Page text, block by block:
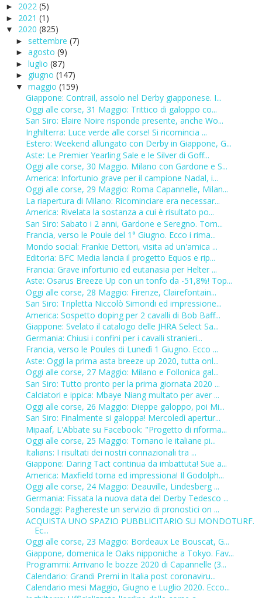
► 2022 (5)
► 2021 (1)
▼ 2020 (825)
► settembre (7)
► agosto (9)
► luglio (87)
► giugno (147)
▼ maggio (159)
Giappone: Contrail, assolo nel Derby giapponese. I...
Oggi alle corse, 31 Maggio: Trittico di galoppo co...
San Siro: Elaire Noire risponde presente, anche Wo...
Inghilterra: Luce verde alle corse! Si ricomincia ...
Estero: Weekend allungato con Derby in Giappone, G...
Aste: Le Premier Yearling Sale e le Silver di Goff...
Oggi alle corse, 30 Maggio. Milano con Gardone e S...
America: Infortunio grave per il campione Nadal, i...
Oggi alle corse, 29 Maggio: Roma Capannelle, Milan...
La riapertura di Milano: Ricominciare era necessar...
America: Rivelata la sostanza a cui è risultato po...
San Siro: Sabato i 2 anni, Gardone e Seregno. Torn...
Francia, verso le Poule del 1° Giugno. Ecco i rima...
Mondo social: Frankie Dettori, visita ad un'amica ...
Editoria: BFC Media lancia il progetto Equos e rip...
Francia: Grave infortunio ed eutanasia per Helter ...
Aste: Osarus Breeze Up con un tonfo da -51,8%! Top...
Oggi alle corse, 28 Maggio: Firenze, Clairefontain...
San Siro: Tripletta Niccolò Simondi ed impressione...
America: Sospetto doping per 2 cavalli di Bob Baff...
Giappone: Svelato il catalogo delle JHRA Select Sa...
Germania: Chiusi i confini per i cavalli stranieri...
Francia, verso le Poules di Lunedì 1 Giugno. Ecco ...
Aste: Oggi la prima asta breeze up 2020, tutta onl...
Oggi alle corse, 27 Maggio: Milano e Follonica gal...
San Siro: Tutto pronto per la prima giornata 2020 ...
Calciatori e ippica: Mbaye Niang multato per aver ...
Oggi alle corse, 26 Maggio: Dieppe galoppo, poi Mi...
San Siro: Finalmente si galoppa! Mercoledì apertur...
Mipaaf, L'Abbate su Facebook: "Progetto di riforma...
Oggi alle corse, 25 Maggio: Tornano le italiane pi...
Italians: I risultati dei nostri connazionali tra ...
Giappone: Daring Tact continua da imbattuta! Sue a...
America: Maxfield torna ed impressiona! Il Godolph...
Oggi alle corse, 24 Maggio: Deauville, Lindesberg ...
Germania: Fissata la nuova data del Derby Tedesco ...
Sondaggi: Paghereste un servizio di pronostici on ...
ACQUISTA UNO SPAZIO PUBBLICITARIO SU MONDOTURF.
Ec...
Oggi alle corse, 23 Maggio: Bordeaux Le Bouscat, G...
Giappone, domenica le Oaks nipponiche a Tokyo. Fav...
Programmi: Arrivano le bozze 2020 di Capannelle (3...
Calendario: Grandi Premi in Italia post coronaviru...
Calendario mesi Maggio, Giugno e Luglio 2020. Ecco...